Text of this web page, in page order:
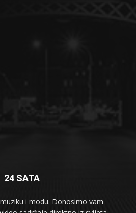
24 SATA
i modu. Donosimo vam